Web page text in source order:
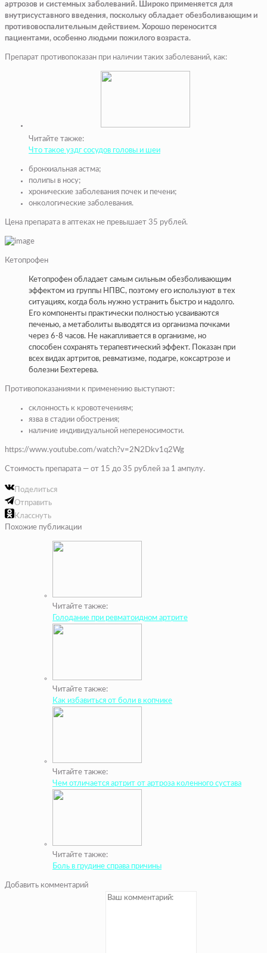
артрозов и системных заболеваний. Широко применяется для
внутрисуставного введения, поскольку обладает обезболивающим и
противовоспалительным действием. Хорошо переносится
пациентами, особенно людьми пожилого возраста.
Препарат противопоказан при наличии таких заболеваний, как:
Читайте также:
Что такое уздг сосудов головы и шеи
бронхиальная астма;
полипы в носу;
хронические заболевания почек и печени;
онкологические заболевания.
Цена препарата в аптеках не превышает 35 рублей.
Кетопрофен
Кетопрофен обладает самым сильным обезболивающим
эффектом из группы НПВС, поэтому его используют в тех
ситуациях, когда боль нужно устранить быстро и надолго.
Его компоненты практически полностью усваиваются
печенью, а метаболиты выводятся из организма почками
через 6-8 часов. Не накапливается в организме, но
способен сохранять терапевтический эффект. Показан при
всех видах артритов, ревматизме, подагре, коксартрозе и
болезни Бехтерева.
Противопоказаниями к применению выступают:
склонность к кровотечениям;
язва в стадии обострения;
наличие индивидуальной непереносимости.
https://www.youtube.com/watch?v=2N2Dkv1q2Wg
Стоимость препарата — от 15 до 35 рублей за 1 ампулу.
Поделиться
Отправить
Класснуть
Похожие публикации
Читайте также:
Голодание при ревматоидном артрите
Читайте также:
Как избавиться от боли в копчике
Читайте также:
Чем отличается артрит от артроза коленного сустава
Читайте также:
Боль в грудине справа причины
Добавить комментарий